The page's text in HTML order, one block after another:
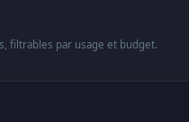
filtrables par usage et budget.